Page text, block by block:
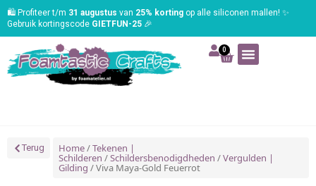
🛍️ Profiteer t/m 31 augustus van 25% korting op alle siliconen mallen! ✨
Gebruik kortingscode GIETFUN-25 🎉
0
Terug Home/Tekenen |
Schilderen /Schildersbenodigdheden /Vergulden |
Gilding / Viva Maya-Gold Feuerrot